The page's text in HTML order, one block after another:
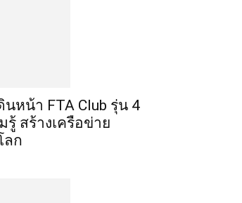
ดินหน้า FTA Club รุ่น 4
สร้างเครือข่าย
ลก